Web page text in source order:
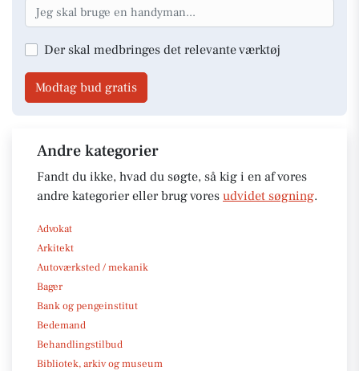
Der skal medbringes det relevante værktøj
Modtag bud gratis
Andre kategorier
Fandt du ikke, hvad du søgte, så kig i en af vores
andre kategorier eller brug vores udvidet søgning.
Advokat
Arkitekt
Autoværksted / mekanik
Bager
Bank og pengeinstitut
Bedemand
Behandlingstilbud
Bibliotek, arkiv og museum